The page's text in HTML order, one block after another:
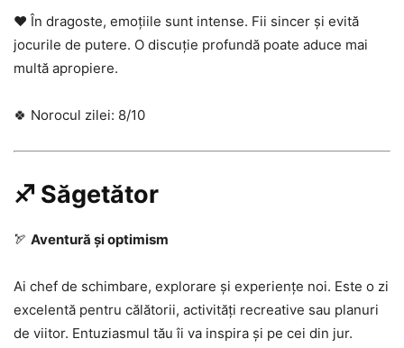
❤️ În dragoste, emoțiile sunt intense. Fii sincer și evită
jocurile de putere. O discuție profundă poate aduce mai
multă apropiere.
🍀 Norocul zilei: 8/10
♐ Săgetător
🏹 Aventură și optimism
Ai chef de schimbare, explorare și experiențe noi. Este o zi
excelentă pentru călătorii, activități recreative sau planuri
de viitor. Entuziasmul tău îi va inspira și pe cei din jur.